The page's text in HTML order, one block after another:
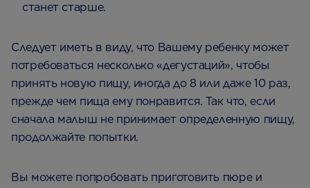
станет старше.
Следует иметь в виду, что Вашему ребенку может
потребоваться несколько «дегустаций», чтобы
принять новую пищу, иногда до 8 или даже 10 раз,
прежде чем пища ему понравится. Так что, если
сначала малыш не принимает определенную пищу,
продолжайте попытки.
Вы можете попробовать приготовить пюре и